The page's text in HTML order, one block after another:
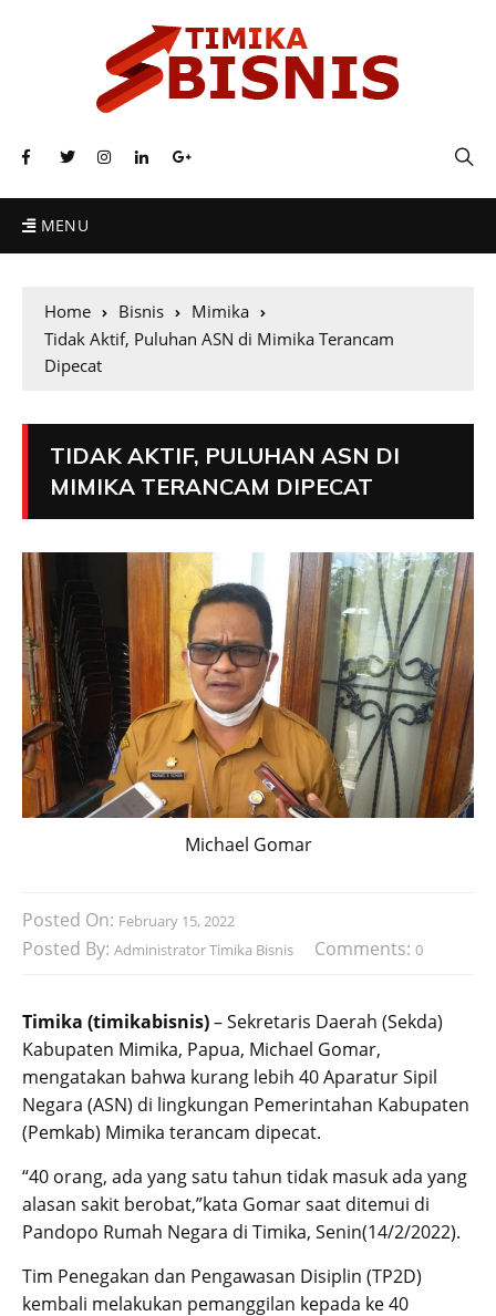
MENU
Home Bisnis
Mimika
Tidak Aktif, Puluhan ASN di Mimika Terancam
Dipecat
TIDAK AKTIF, PULUHAN ASN DI
MIMIKA TERANCAM DIPECAT
Michael Gomar
Posted On: February 15, 2022
Posted By: Administrator Timika Bisnis Comments: 0
Timika (timikabisnis)– Sekretaris Daerah (Sekda)
Kabupaten Mimika, Papua, Michael Gomar,
mengatakan bahwa kurang lebih 40 Aparatur Sipil
Negara (ASN) di lingkungan Pemerintahan Kabupaten
(Pemkab) Mimika terancam dipecat.
“40 orang, ada yang satu tahun tidak masuk ada yang
alasan sakit berobat,”kata Gomar saat ditemui di
Pandopo Rumah Negara di Timika, Senin(14/2/2022).
Tim Penegakan dan Pengawasan Disiplin (TP2D)
kembali melakukan pemanggilan kepada ke 40